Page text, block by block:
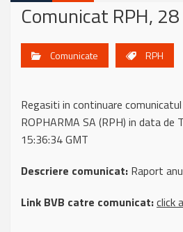
Comunicat RPH,
Comunicate RPH
Regasiti in continuare
ROPHARMA SA (RPH) in data de
15:36:34 GMT
Descriere comunicat: Raport
Link BVB catre comunicat:click